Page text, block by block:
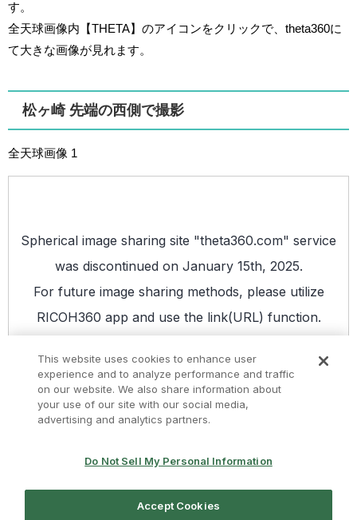
す。
全天球画像内【THETA】のアイコンをクリックで、theta360に
て大きな画像が見れます。
松ヶ崎 先端の西側で撮影
全天球画像 1